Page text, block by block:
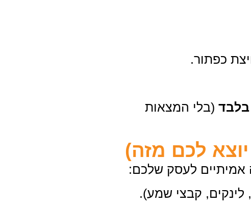
כפתור.
(בלי המצאות
לכם מזה)
אמיתיים לעסק שלכם:
לינקים, קבצי שמע).